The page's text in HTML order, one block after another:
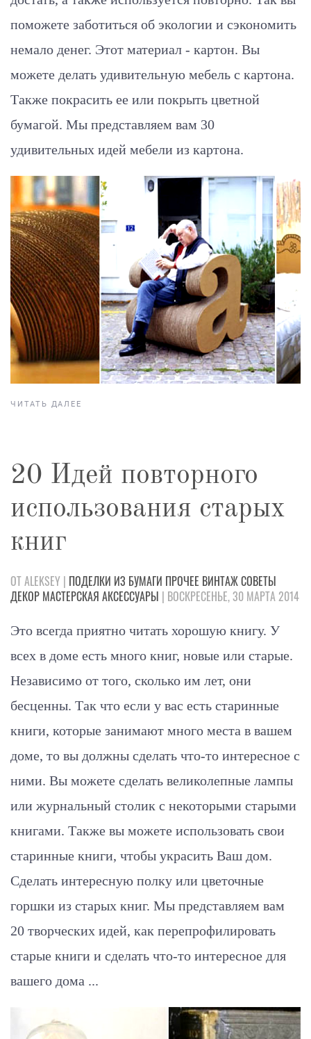
поможете заботиться об экологии и сэкономить
немало денег. Этот материал - картон. Вы
можете делать удивительную мебель с картона.
Также покрасить ее или покрыть цветной
бумагой. Мы представляем вам 30
удивительных идей мебели из картона.
ЧИТАТЬ ДАЛЕЕ
20 Идей повторного
использования старых
книг
ОТ ALEKSEY | ПОДЕЛКИ ИЗ БУМАГИ ПРОЧЕЕ ВИНТАЖСОВЕТЫ
ДЕКОР МАСТЕРСКАЯ АКСЕССУАРЫ | ВОСКРЕСЕНЬЕ, 30 МАРТА 2014
Это всегда приятно читать хорошую книгу. У
всех в доме есть много книг, новые или старые.
Независимо от того, сколько им лет, они
бесценны. Так что если у вас есть старинные
книги, которые занимают много места в вашем
доме, то вы должны сделать что-то интересное с
ними. Вы можете сделать великолепные лампы
или журнальный столик с некоторыми старыми
книгами. Также вы можете использовать свои
старинные книги, чтобы украсить Ваш дом.
Сделать интересную полку или цветочные
горшки из старых книг. Мы представляем вам
20 творческих идей, как перепрофилировать
старые книги и сделать что-то интересное для
вашего дома ...